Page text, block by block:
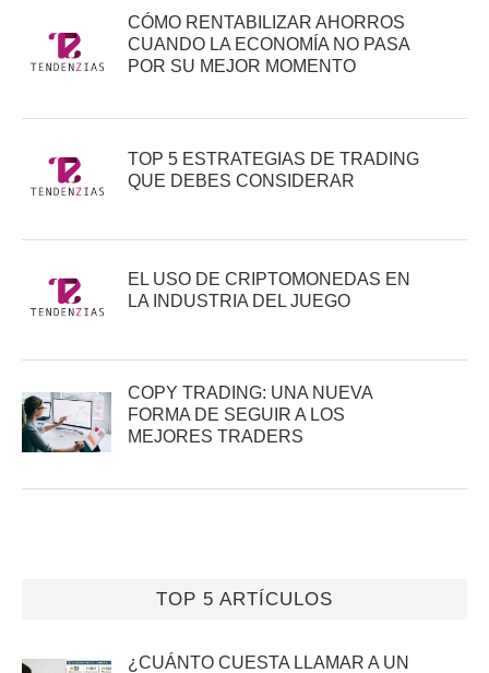
CÓMO RENTABILIZAR AHORROS
CUANDO LA ECONOMÍA NO PASA
POR SU MEJOR MOMENTO
TOP 5 ESTRATEGIAS DE TRADING
QUE DEBES CONSIDERAR
EL USO DE CRIPTOMONEDAS EN
LA INDUSTRIA DEL JUEGO
COPY TRADING: UNA NUEVA
FORMA DE SEGUIR A LOS
MEJORES TRADERS
TOP 5 ARTÍCULOS
¿CUÁNTO CUESTA LLAMAR A UN